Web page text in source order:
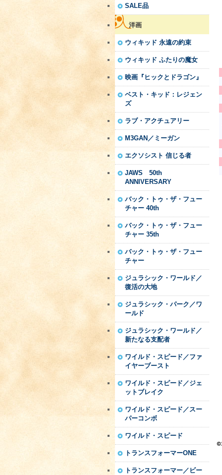
SALE品
洋画
ウィキッド 永遠の約束
ウィキッド ふたりの魔女
映画『ヒックとドラゴン』
ベスト・キッド：レジェン
ズ
ラブ・アクチュアリー
M3GAN／ミーガン
エクソシスト 信じる者
JAWS 50th
ANNIVERSARY
バック・トゥ・ザ・フュー
チャー 40th
バック・トゥ・ザ・フュー
チャー 35th
バック・トゥ・ザ・フュー
チャー
ジュラシック・ワールド／
復活の大地
ジュラシック・パーク／ワ
ールド
ジュラシック・ワールド／
新たなる支配者
ワイルド・スピード／ファ
イヤーブースト
ワイルド・スピード／ジェ
ットブレイク
ワイルド・スピード／スー
パーコンボ
ワイルド・スピード
トランスフォーマーONE
トランスフォーマー／ビー